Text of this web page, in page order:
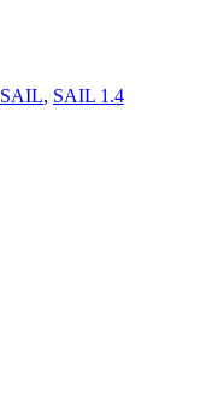
SAIL, SAIL 1.4